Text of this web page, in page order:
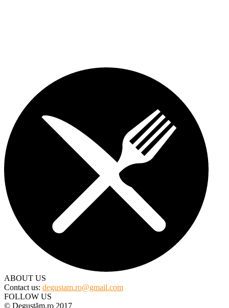
ABOUT US
Contact us: degustam.ro@gmail.com
FOLLOW US
© Degustăm.ro 2017